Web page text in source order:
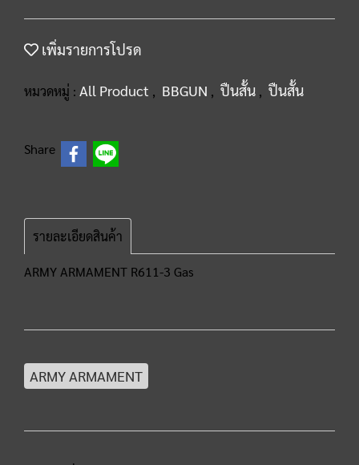
เพิ่มรายการโปรด
หมวดหมู่ : All Product , BBGUN , ปืนสั้น , ปืนสั้น
Share
รายละเอียดสินค้า
ARMY ARMAMENT R611-3 Gas
ARMY ARMAMENT